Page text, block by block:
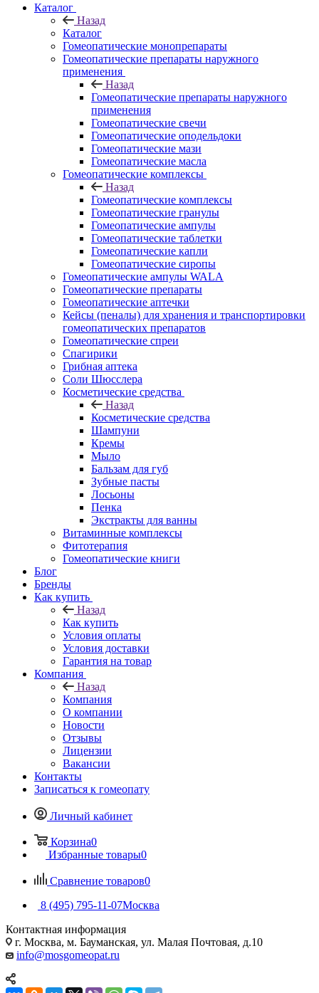
Каталог
Назад
Каталог
Гомеопатические монопрепараты
Гомеопатические препараты наружного
применения
Назад
Гомеопатические препараты наружного
применения
Гомеопатические свечи
Гомеопатические оподельдоки
Гомеопатические мази
Гомеопатические масла
Гомеопатические комплексы
Назад
Гомеопатические комплексы
Гомеопатические гранулы
Гомеопатические ампулы
Гомеопатические таблетки
Гомеопатические капли
Гомеопатические сиропы
Гомеопатические ампулы WALA
Гомеопатические препараты
Гомеопатические аптечки
Кейсы (пеналы) для хранения и транспортировки
гомеопатических препаратов
Гомеопатические спреи
Спагирики
Грибная аптека
Соли Шюсслера
Косметические средства
Назад
Косметические средства
Шампуни
Кремы
Мыло
Бальзам для губ
Зубные пасты
Лосьоны
Пенка
Экстракты для ванны
Витаминные комплексы
Фитотерапия
Гомеопатические книги
Блог
Бренды
Как купить
Назад
Как купить
Условия оплаты
Условия доставки
Гарантия на товар
Компания
Назад
Компания
О компании
Новости
Отзывы
Лицензии
Вакансии
Контакты
Записаться к гомеопату
Личный кабинет
Корзина0
Избранные товары0
Сравнение товаров0
8 (495) 795-11-07Москва
Контактная информация
г. Москва, м. Бауманская, ул. Малая Почтовая, д.10
info@mosgomeopat.ru